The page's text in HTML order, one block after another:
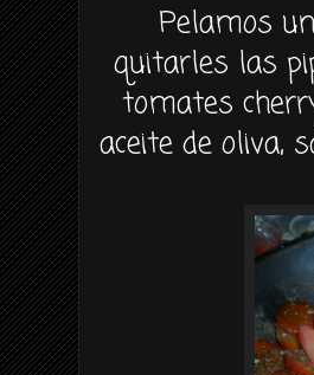
Pelamos
quitarles las
tomates
aceite de oliva,